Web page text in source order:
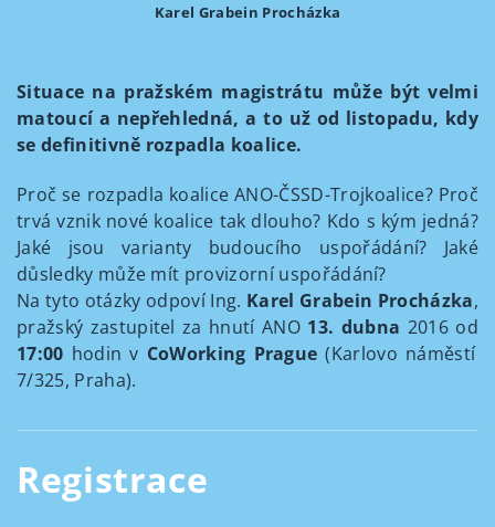
Karel Grabein Procházka
Situace na pražském magistrátu může být velmi
matoucí a nepřehledná, a to už od listopadu, kdy
se definitivně rozpadla koalice.
Proč se rozpadla koalice ANO-ČSSD-Trojkoalice? Proč
trvá vznik nové koalice tak dlouho? Kdo s kým jedná?
Jaké jsou varianty budoucího uspořádání? Jaké
důsledky může mít provizorní uspořádání?
Na tyto otázky odpoví Ing. Karel Grabein Procházka,
pražský zastupitel za hnutí ANO 13. dubna 2016 od
17:00 hodin v CoWorking Prague (Karlovo náměstí
7/325, Praha).
Registrace